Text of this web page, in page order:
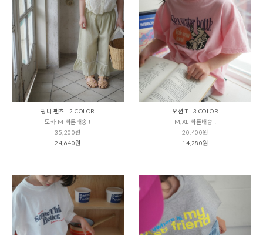
팡니 팬츠 - 2 COLOR
모카 M 빠른배송 !
35,200원
24,640원
오션 T - 3 COLOR
M,XL 빠른배송 !
20,400원
14,280원